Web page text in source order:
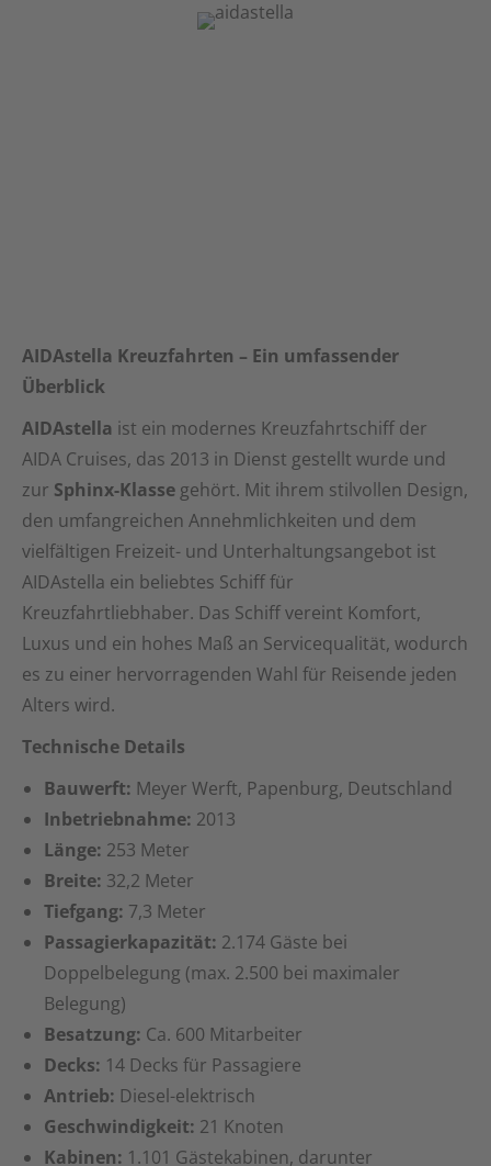
AIDAstella Kreuzfahrten – Ein umfassender
Überblick
AIDAstella ist ein modernes Kreuzfahrtschiff der
AIDA Cruises, das 2013 in Dienst gestellt wurde und
zur Sphinx-Klasse gehört. Mit ihrem stilvollen Design,
den umfangreichen Annehmlichkeiten und dem
vielfältigen Freizeit- und Unterhaltungsangebot ist
AIDAstella ein beliebtes Schiff für
Kreuzfahrtliebhaber. Das Schiff vereint Komfort,
Luxus und ein hohes Maß an Servicequalität, wodurch
es zu einer hervorragenden Wahl für Reisende jeden
Alters wird.
Technische Details
Bauwerft: Meyer Werft, Papenburg, Deutschland
Inbetriebnahme: 2013
Länge: 253 Meter
Breite: 32,2 Meter
Tiefgang: 7,3 Meter
Passagierkapazität: 2.174 Gäste bei
Doppelbelegung (max. 2.500 bei maximaler
Belegung)
Besatzung: Ca. 600 Mitarbeiter
Decks: 14 Decks für Passagiere
Antrieb: Diesel-elektrisch
Geschwindigkeit: 21 Knoten
Kabinen: 1.101 Gästekabinen, darunter